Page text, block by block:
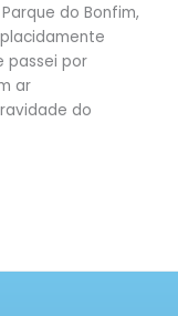
do Bonfim,
passei por
ar
do